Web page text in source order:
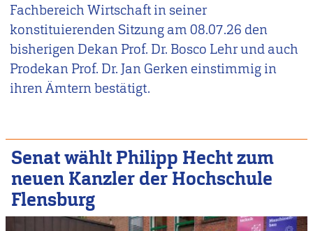
Fachbereich Wirtschaft in seiner
konstituierenden Sitzung am 08.07.26 den
bisherigen Dekan Prof. Dr. Bosco Lehr und auch
Prodekan Prof. Dr. Jan Gerken einstimmig in
ihren Ämtern bestätigt.
Senat wählt Philipp Hecht zum
neuen Kanzler der Hochschule
Flensburg